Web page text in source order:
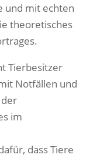
und mit echten
theoretisches
Tierbesitzer
Notfällen und
im
dass Tiere